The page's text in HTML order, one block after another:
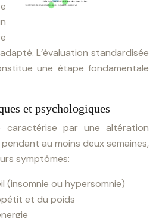
L’évaluation standardisée
une étape fondamentale
et psychologiques
caractérise par une altération
au moins deux semaines,
symptômes:
(insomnie ou hypersomnie)
et du poids